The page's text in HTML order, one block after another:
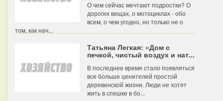
О чем сейчас мечтают подростки? О
дорогих вещах, о мотоциклах - обо
всем, о чем угодно, но только не о
том, как нач...
Татьяна Легкая: «Дом с
печкой, чистый воздух и нат...
В последнее время стало появляться
все больше ценителей простой
деревенской жизни. Люди не хотят
жить в спешке в бо...